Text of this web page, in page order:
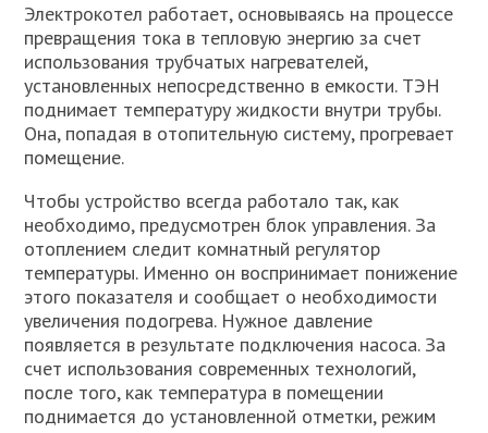
Электрокотел работает, основываясь на процессе
превращения тока в тепловую энергию за счет
использования трубчатых нагревателей,
установленных непосредственно в емкости. ТЭН
поднимает температуру жидкости внутри трубы.
Она, попадая в отопительную систему, прогревает
помещение.
Чтобы устройство всегда работало так, как
необходимо, предусмотрен блок управления. За
отоплением следит комнатный регулятор
температуры. Именно он воспринимает понижение
этого показателя и сообщает о необходимости
увеличения подогрева. Нужное давление
появляется в результате подключения насоса. За
счет использования современных технологий,
после того, как температура в помещении
поднимается до установленной отметки, режим